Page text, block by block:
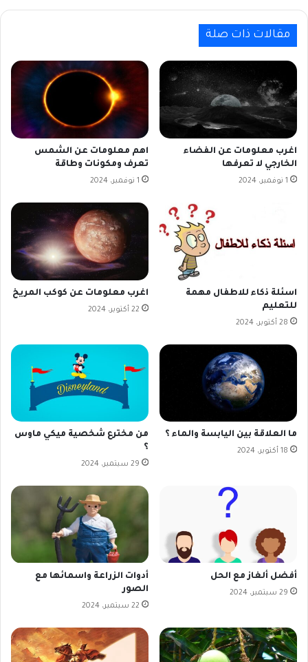
مقالات ذات صلة
اغرب معلومات عن الفضاء
الخارجي لا تعرفها
1 نوفمبر، 2024
اهم معلومات عن الشمس
تعرف ومكونات وطاقة
1 نوفمبر، 2024
اسئلة ذكاء للاطفال مهمة
للتعليم
28 أكتوبر، 2024
اغرب معلومات عن كوكب المريخ
22 أكتوبر، 2024
ما العلاقة بين اليابسة والماء ؟
18 أكتوبر، 2024
من مخترع شخصية ميكي ماوس
؟
29 سبتمبر، 2024
أفضل ألغاز مع الحل
29 سبتمبر، 2024
أدوات الزراعة واسمائها مع
الصور
22 سبتمبر، 2024